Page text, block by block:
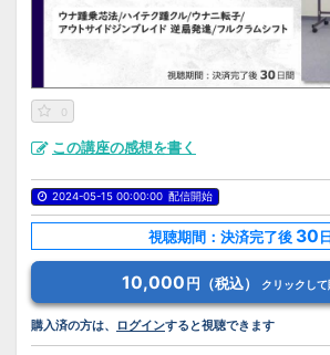
0
この講座の感想を書く
2024-05-15 00:00:00 配信開始
視聴期間：決済完了後 30
10,000円（税込） クリックして
購入済の方は、 ログインすると視聴できます